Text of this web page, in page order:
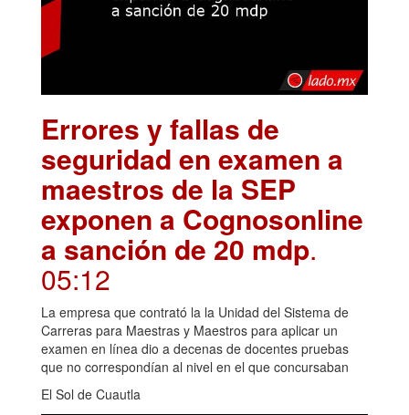
Errores y fallas de
seguridad en examen a
maestros de la SEP
exponen a Cognosonline
a sanción de 20 mdp.
05:12
La empresa que contrató la la Unidad del Sistema de
Carreras para Maestras y Maestros para aplicar un
examen en línea dio a decenas de docentes pruebas
que no correspondían al nivel en el que concursaban
El Sol de Cuautla